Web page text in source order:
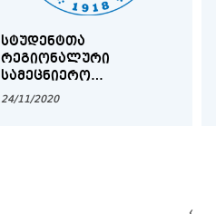
ᲡᲢᲣᲓᲔᲜᲢᲗᲐ
ᲠᲔᲒᲘᲝᲜᲐᲚᲣᲠᲘ
ᲡᲐᲛᲔᲪᲜᲘᲔᲠᲝ
ᲙᲝᲜᲤᲔᲠᲔᲜᲪᲘᲐ – "ᲛᲔᲠᲐᲑ
24/11/2020